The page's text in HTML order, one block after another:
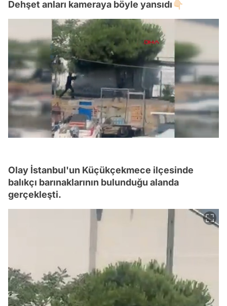
Dehşet anları kameraya böyle yansıdı👇🏻
Olay İstanbul'un Küçükçekmece ilçesinde
balıkçı barınaklarının bulunduğu alanda
gerçekleşti.